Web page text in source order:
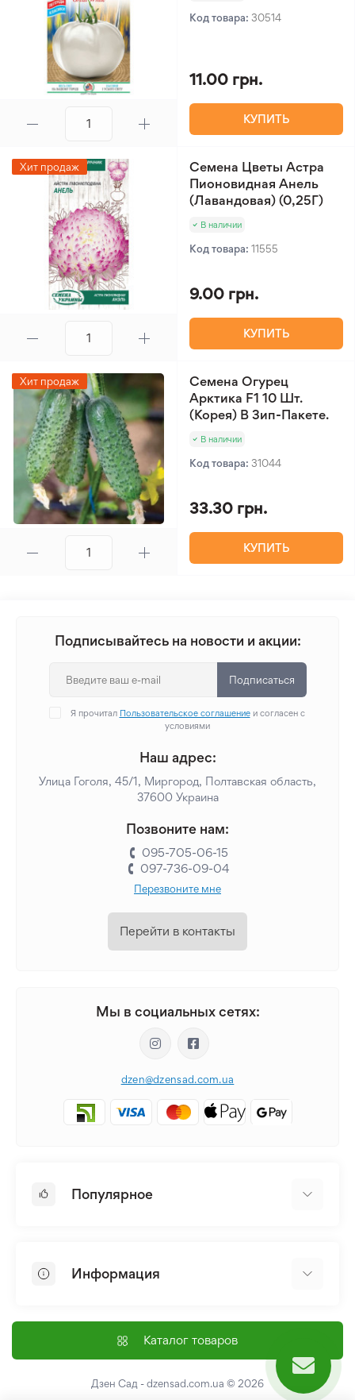
Код товара: 30514
11.00 грн.
КУПИТЬ
Хит продаж
Семена Цветы Астра
Пионовидная Анель
(Лавандовая) (0,25Г)
В наличии
Код товара: 11555
9.00 грн.
КУПИТЬ
Хит продаж
Семена Огурец
Арктика F1 10 Шт.
(Корея) В Зип-Пакете.
В наличии
Код товара: 31044
33.30 грн.
КУПИТЬ
Подписывайтесь на новости и акции:
Подписаться
Я прочитал Пользовательское соглашениеи согласен с
условиями
Наш адрес:
Улица Гоголя, 45/1, Миргород, Полтавская область,
37600 Украина
Позвоните нам:
095-705-06-15
097-736-09-04
Перезвоните мне
Перейти в контакты
Мы в социальных сетях:
dzen@dzensad.com.ua
Популярное
Лилия
Семена
Информация
Доставка и оплата
Контакты
Каталог товаров
Дзен Сад - dzensad.com.ua © 2026